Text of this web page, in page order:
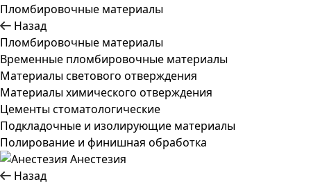
Пломбировочные материалы
Назад
Пломбировочные материалы
Временные пломбировочные материалы
Материалы светового отверждения
Материалы химического отверждения
Цементы стоматологические
Подкладочные и изолирующие материалы
Полирование и финишная обработка
Анестезия
Назад